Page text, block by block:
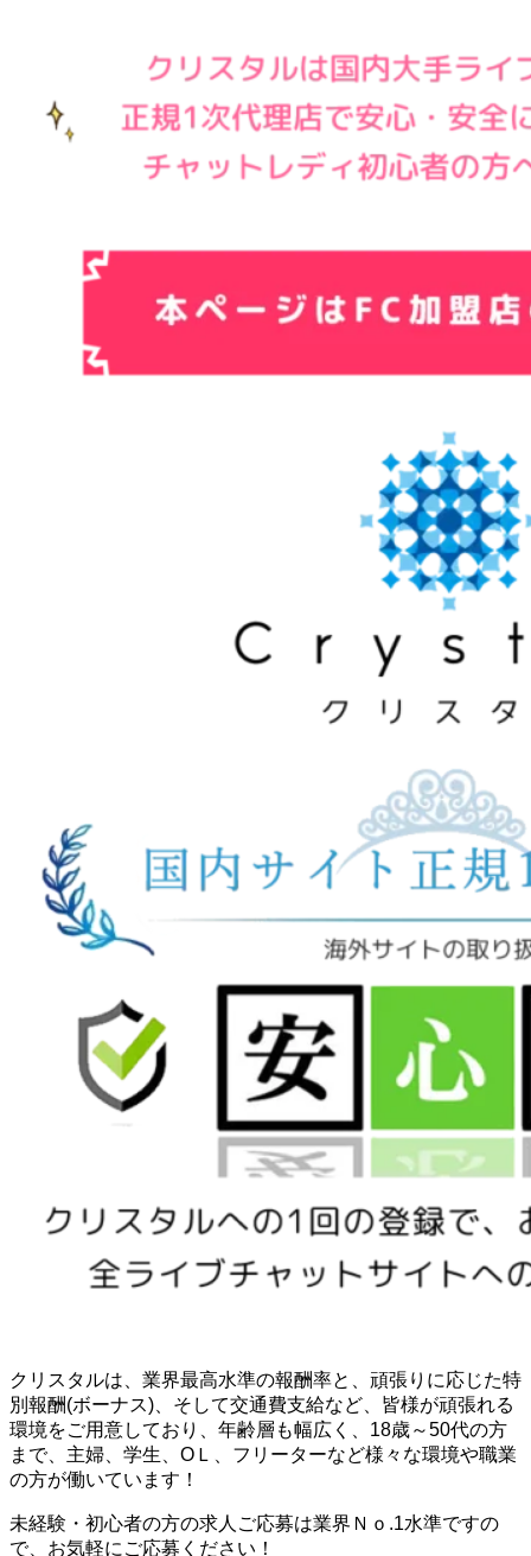
クリスタルは、業界最高水準の報酬率と、頑張りに応じた特
別報酬(ボーナス)、そして交通費支給など、皆様が頑張れる
環境をご用意しており、年齢層も幅広く、18歳～50代の方
まで、主婦、学生、OＬ、フリーターなど様々な環境や職業
の方が働いています！
未経験・初心者の方の求人ご応募は業界Ｎｏ.1水準ですの
で、お気軽にご応募ください！